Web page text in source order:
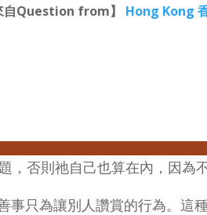
自Question from】 Hong Kong
否則祂自己也算在內，因為
事只為讓別人讚賞的行為。這